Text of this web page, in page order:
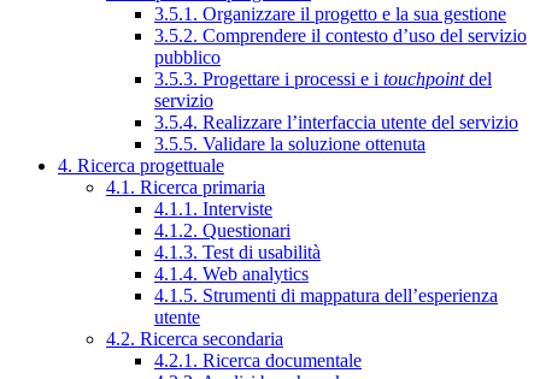
3.5.1. Organizzare il progetto e la sua gestione
3.5.2. Comprendere il contesto d’uso del servizio
pubblico
3.5.3. Progettare i processi e i touchpointdel
servizio
3.5.4. Realizzare l’interfaccia utente del servizio
3.5.5. Validare la soluzione ottenuta
4. Ricerca progettuale
4.1. Ricerca primaria
4.1.1. Interviste
4.1.2. Questionari
4.1.3. Test di usabilità
4.1.4. Web analytics
4.1.5. Strumenti di mappatura dell’esperienza
utente
4.2. Ricerca secondaria
4.2.1. Ricerca documentale